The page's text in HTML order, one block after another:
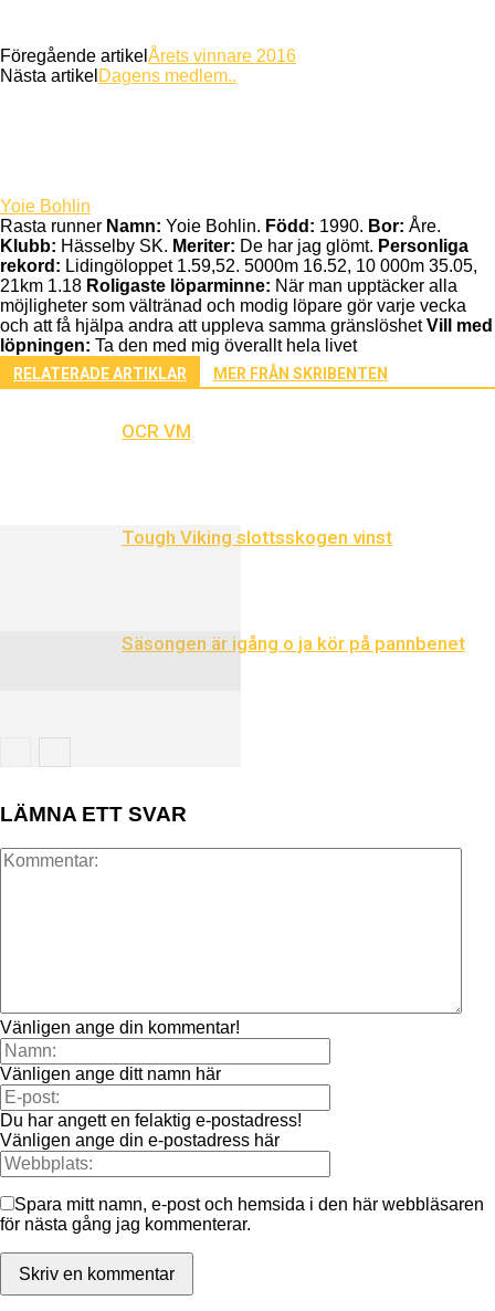
Föregående artikel Årets vinnare 2016
Nästa artikel Dagens medlem..
Yoie Bohlin
Rasta runner Namn: Yoie Bohlin. Född: 1990. Bor: Åre.
Klubb: Hässelby SK. Meriter: De har jag glömt. Personliga
rekord: Lidingöloppet 1.59,52. 5000m 16.52, 10 000m 35.05,
21km 1.18 Roligaste löparminne: När man upptäcker alla
möjligheter som vältränad och modig löpare gör varje vecka
och att få hjälpa andra att uppleva samma gränslöshetVill med
löpningen: Ta den med mig överallt hela livet
RELATERADE ARTIKLAR MER FRÅN SKRIBENTEN
OCR VM
Tough Viking slottsskogen vinst
Säsongen är igång o ja kör på pannbenet
LÄMNA ETT SVAR
Vänligen ange din kommentar!
Vänligen ange ditt namn här
Du har angett en felaktig e-postadress!
Vänligen ange din e-postadress här
Spara mitt namn, e-post och hemsida i den här webbläsaren
för nästa gång jag kommenterar.